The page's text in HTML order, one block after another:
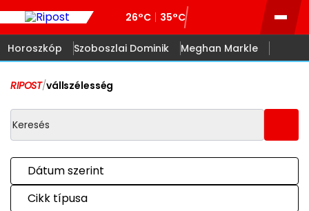
26°C 35°C
Horoszkóp Szoboszlai Dominik Meghan Markle
RIPOST/vállszélesség
Dátum szerint
Cikk típusa